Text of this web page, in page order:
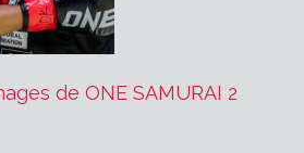
de ONE SAMURAI 2